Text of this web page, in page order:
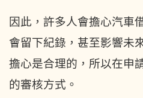
因此，許多人會擔心汽車
會留下紀錄，甚至影響未
擔心是合理的，所以在申
的審核方式。